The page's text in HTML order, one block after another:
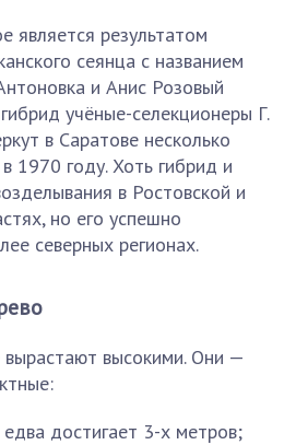
является результатом
сеянца с названием
и Анис Розовый
учёные-селекционеры Г.
в Саратове несколько
1970 году. Хоть гибрид и
в Ростовской и
но его успешно
северных регионах.
вырастают высокими. Они —
достигает 3-х метров;